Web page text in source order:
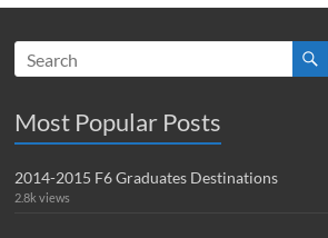
Most Popular Posts
2014-2015 F6 Graduates Destinations
2.8k views